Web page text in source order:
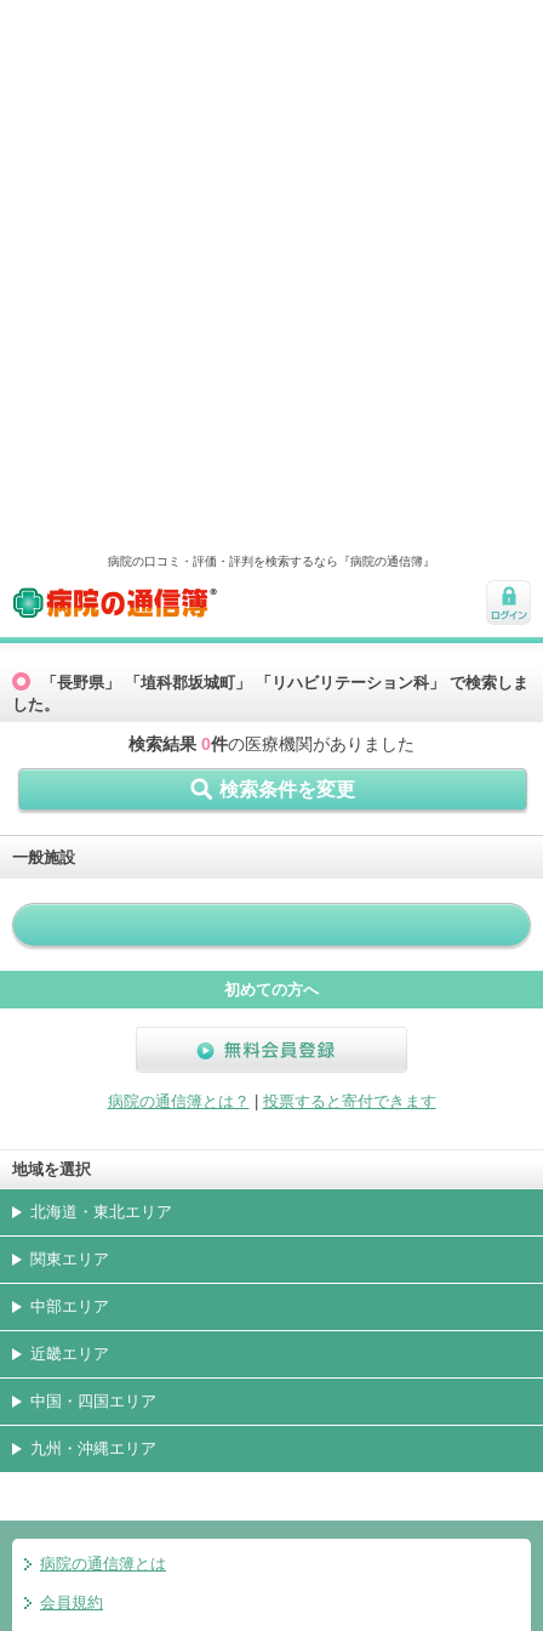
病院の口コミ・評価・評判を検索するなら『病院の通信簿』
病院の通信簿
ログ
した。
検索結果 0件の医療機関がありました
検索条件を変更
一般施設
初めての方へ
病院の通信簿とは？
投票すると寄付できます
地域を選択
北海道・東北エリア
関東エリア
中部エリア
近畿エリア
中国・四国エリア
九州・沖縄エリア
病院の通信簿とは
会員規約